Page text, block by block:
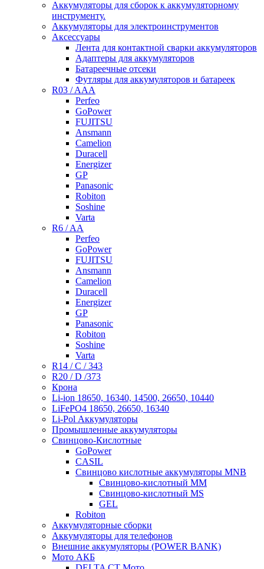
Аккумуляторы для сборок к аккумуляторному
инструменту.
Аккумуляторы для электроинструментов
Аксессуары
Лента для контактной сварки аккумуляторов
Адаптеры для аккумуляторов
Батареечные отсеки
Футляры для аккумуляторов и батареек
R03 / AAA
Perfeo
GoPower
FUJITSU
Ansmann
Camelion
Duracell
Energizer
GP
Panasonic
Robiton
Soshine
Varta
R6 / AA
Perfeo
GoPower
FUJITSU
Ansmann
Camelion
Duracell
Energizer
GP
Panasonic
Robiton
Soshine
Varta
R14 / C / 343
R20 / D /373
Крона
Li-ion 18650, 16340, 14500, 26650, 10440
LiFePO4 18650, 26650, 16340
Li-Pol Аккумуляторы
Промышленные аккумуляторы
Свинцово-Кислотные
GoPower
CASIL
Свинцово кислотные аккумуляторы MNB
Cвинцово-кислотный MM
Cвинцово-кислотный MS
GEL
Robiton
Аккумуляторные сборки
Аккумуляторы для телефонов
Внешние аккумуляторы (POWER BANK)
Мото АКБ